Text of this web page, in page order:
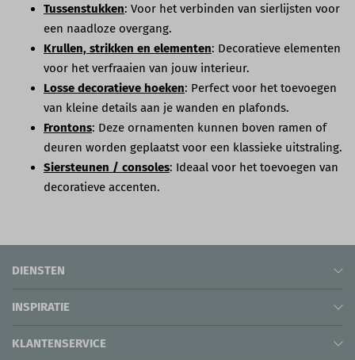
Tussenstukken: Voor het verbinden van sierlijsten voor
een naadloze overgang.
Krullen, strikken en elementen: Decoratieve elementen
voor het verfraaien van jouw interieur.
Losse decoratieve hoeken: Perfect voor het toevoegen
van kleine details aan je wanden en plafonds.
Frontons: Deze ornamenten kunnen boven ramen of
deuren worden geplaatst voor een klassieke uitstraling.
Siersteunen / consoles: Ideaal voor het toevoegen van
decoratieve accenten.
DIENSTEN
INSPIRATIE
KLANTENSERVICE